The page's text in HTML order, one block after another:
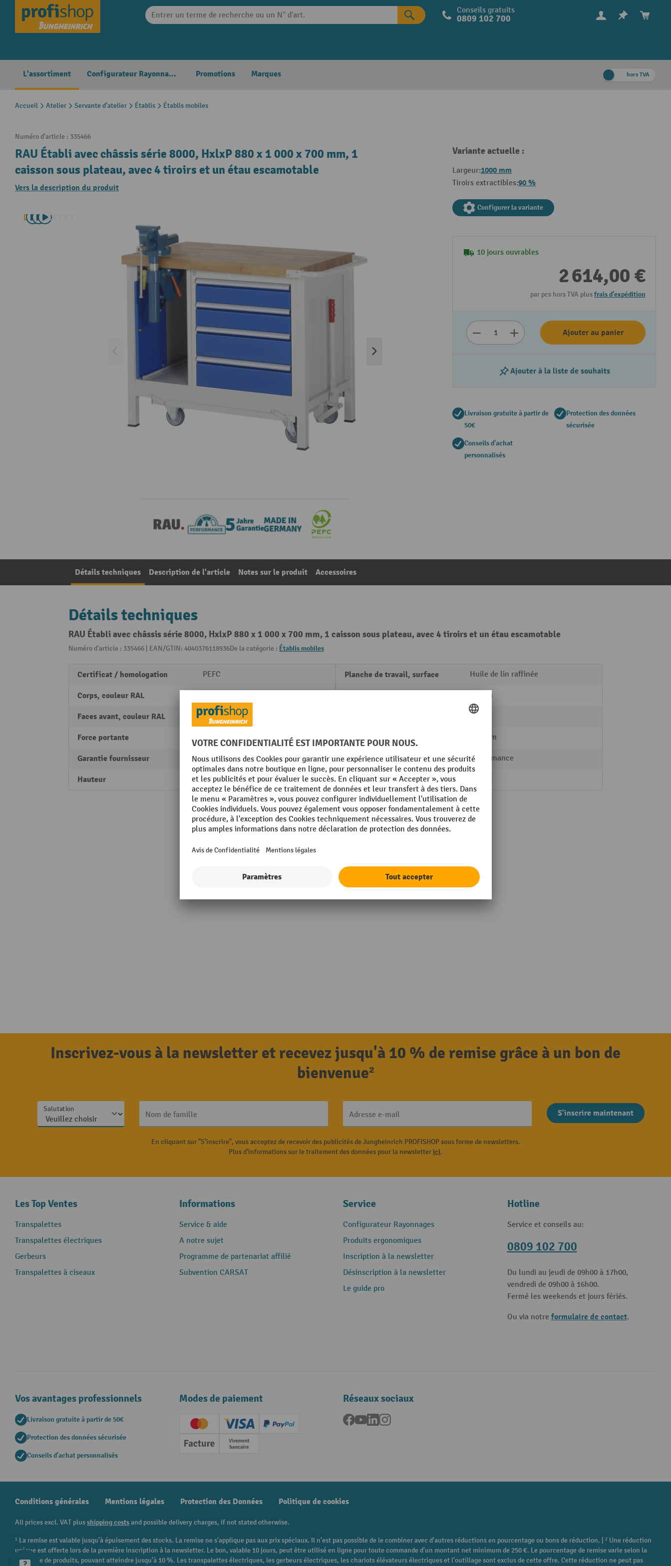
Skip to main navigation Conseils gratuits
0809 102 700
L'assortiment Configurateur Rayonnages Promotions Marques hors TVA
Accueil Atelier Servante d’atelier Établis Établis mobiles
Numéro d'article : 335466
RAU Établi avec châssis série 8000, HxlxP 880 x 1 000 x 700 mm, 1
caisson sous plateau, avec 4 tiroirs et un étau escamotable
Vers la description du produit
Lire la vidéo
Variante actuelle :
Largeur:1000 mm
Tiroirs extractibles:90 %
Configurer la variante
10 jours ouvrables
2 614,00 €
par pcs hors TVA plusfrais d'expédition
Ajouter au panier
Ajouter à la liste de souhaits
Livraison gratuite à partir de
50€
Protection des données
sécurisée
Conseils d'achat
personnalisés
Détails techniques Description de l'article Notes sur le produit Accessoires
Détails techniques
RAU Établi avec châssis série 8000, HxlxP 880 x 1 000 x 700 mm, 1 caisson sous plateau, avec 4 tiroirs et un étau escamotable
Numéro d'article : 335466 | EAN/GTIN: 4040376118936De la catégorie : Établis mobiles
Certificat / homologation PEFC
Corps, couleur RAL
Faces avant, couleur RAL RAL 5010 bleu gentiane
Force portante 450 - 1250 kg
Garantie fournisseur 5
Hauteur 880 mm
Planche de travail, surface Huile de lin raffinée
40 mm
151 kg
Profondeur 700 mm
Rubrique Performance
Schraubstock integriert
Afficher tous les détails techniques
Inscrivez-vous à la newsletter et recevez jusqu'à 10 % de remise grâce à un bon de
bienvenue²
Salutation
Nom de famille Adresse e-mail S'inscrire maintenant
En cliquant sur "S'inscrire", vous acceptez de recevoir des publicités de Jungheinrich PROFISHOP sous forme de newsletters.
Plus d'informations sur le traitement des données pour la newsletterici.
Les Top Ventes
Transpalettes
Transpalettes électriques
Gerbeurs
Transpalettes à ciseaux
Informations
Service & aide
A notre sujet
Programme de partenariat affilié
Subvention CARSAT
Service
Configurateur Rayonnages
Produits ergonomiques
Inscription à la newsletter
Désinscription à la newsletter
Le guide pro
Hotline
Service et conseils au:
0809 102 700
Du lundi au jeudi de 09h00 à 17h00,
vendredi de 09h00 à 16h00.
Fermé les weekends et jours fériés.
Ou via notre formulaire de contact.
Vos avantages professionnels
Livraison gratuite à partir de 50€
Protection des données sécurisée
Conseils d'achat personnalisés
Modes de paiement
Creditcard (Master)Creditcard (Visa)
PayPal
Facture Paiement anticipé
Réseaux sociaux
Facebook
YouTubeLinkedInInstagram
Conditions générales Mentions légales Protection des Données Politique de cookies
All prices excl. VAT plusshipping costsand possible delivery charges, if not stated otherwise.
¹ La remise est valable jusqu'à épuisement des stocks. La remise ne s'applique pas aux prix spéciaux. Il n'est pas possible de le combiner avec d'autres réductions en pourcentage ou bons de réduction. | ² Une réduction
unique est offerte lors de la première inscription à la newsletter. Le bon, valable 10 jours, peut être utilisé en ligne pour toute commande d'un montant net minimum de 250 €. Le pourcentage de remise varie selon la
catégorie de produits, pouvant atteindre jusqu'à 10 %. Les transpalettes électriques, les gerbeurs électriques, les chariots élévateurs électriques et l'outillage sont exclus de cette offre. Cette réduction ne peut pas